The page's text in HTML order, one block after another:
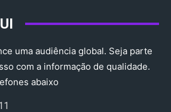
uma audiência global. Seja parte
com a informação de qualidade.
abaixo